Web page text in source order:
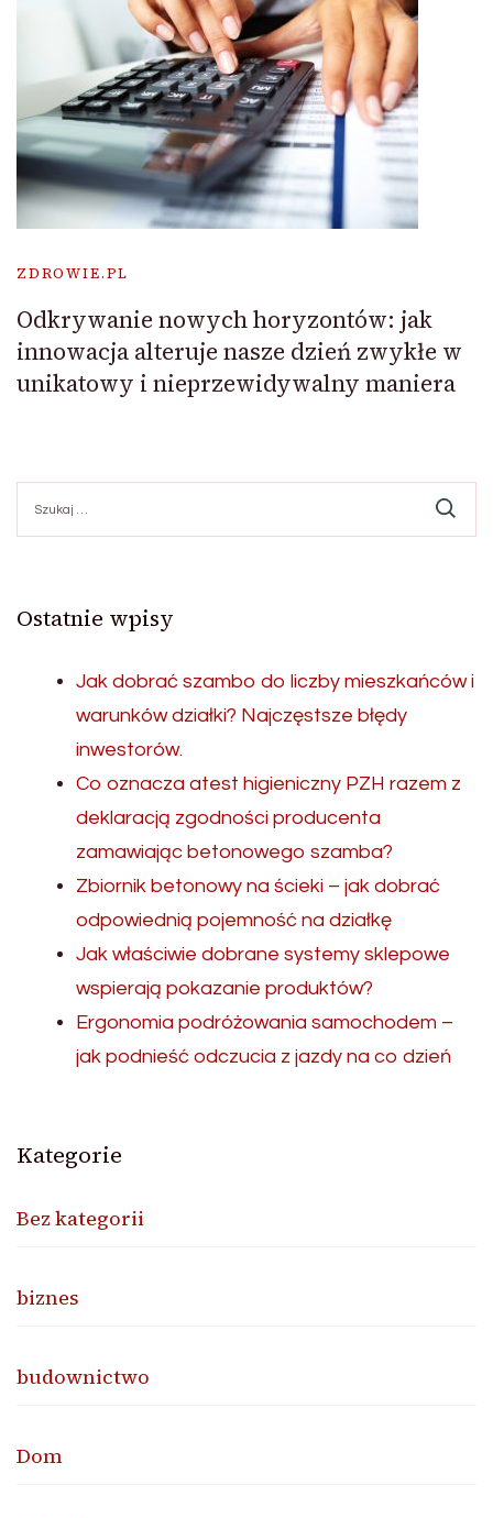
ZDROWIE.PL
Odkrywanie nowych horyzontów: jak
innowacja alteruje nasze dzień zwykłe w
unikatowy i nieprzewidywalny maniera
Ostatnie wpisy
Jak dobrać szambo do liczby mieszkańców i
warunków działki? Najczęstsze błędy
inwestorów.
Co oznacza atest higieniczny PZH razem z
deklaracją zgodności producenta
zamawiając betonowego szamba?
Zbiornik betonowy na ścieki – jak dobrać
odpowiednią pojemność na działkę
Jak właściwie dobrane systemy sklepowe
wspierają pokazanie produktów?
Ergonomia podróżowania samochodem –
jak podnieść odczucia z jazdy na co dzień
Kategorie
Bez kategorii
biznes
budownictwo
Dom